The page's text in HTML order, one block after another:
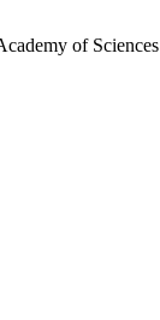
of Sciences